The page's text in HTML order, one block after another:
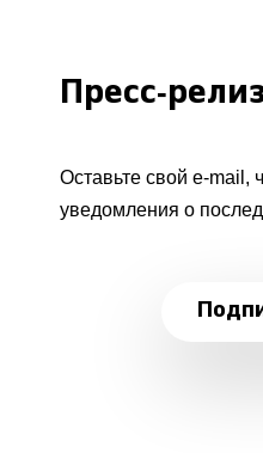
Пресс-
Оставьте свой e-mail,
уведомления о